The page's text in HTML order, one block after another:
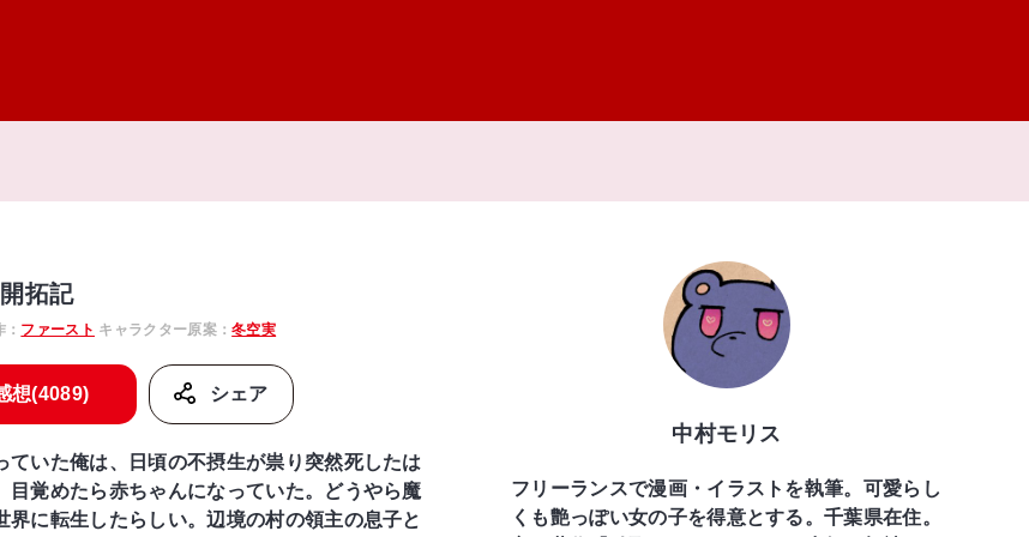
拓記
ファースト キャラクター原案：冬空実
想(4089) シェア
ていた俺は、日頃の不摂生が祟り突然死したは
覚めたら赤ちゃんになっていた。どうやら魔
界に転生したらしい。辺境の村の領主の息子と
中村モリス
フリーランスで漫画・イラストを執筆。可愛らし
くも艶っぽい女の子を得意とする。千葉県在住。